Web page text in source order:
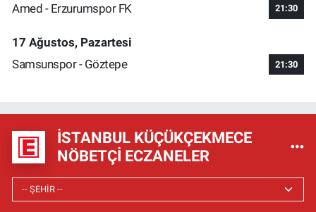
Amed - Erzurumspor FK 21:30
17 Ağustos, Pazartesi
Samsunspor - Göztepe
21:30
İSTANBUL KÜÇÜKÇEKMECE
NÖBETÇI ECZANELER